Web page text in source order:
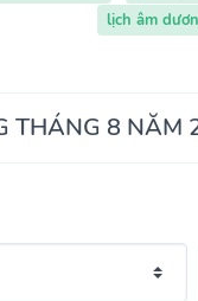
lịch âm
THÁNG 8 NĂM